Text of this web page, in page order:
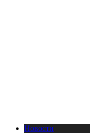
Новости